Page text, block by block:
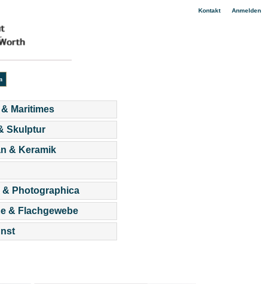
Kontakt| Anmelden
Maritimes
Skulptur
& Keramik
& Photographica
& Flachgewebe